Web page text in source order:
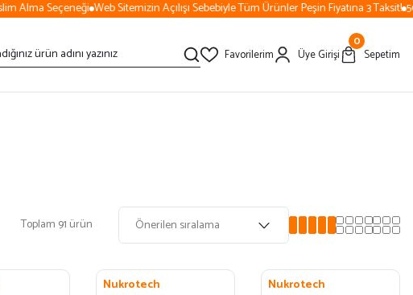
Alma Seçeneği Web Sitemizin Açılışı Sebebiyle Tüm Ürünler Peşin Fiyatına 3 Taksit!
Favorilerim Üye Girişi
0
Sepetim
Toplam 91 ürün
Nukrotech Nukrotech